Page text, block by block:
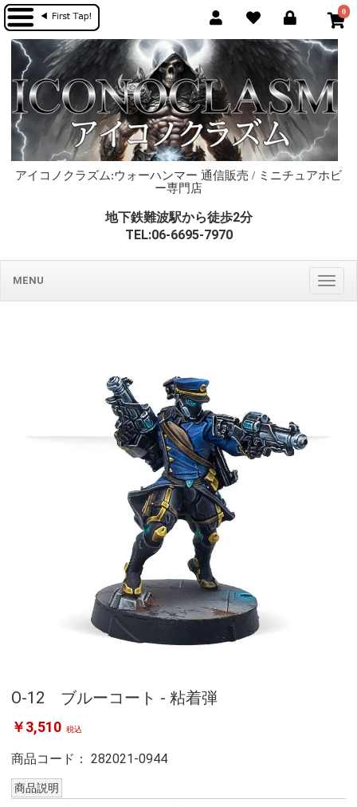
0
アイコノクラズム:ウォーハンマー 通信販売 / ミニチュアホビ
ー専門店
地下鉄難波駅から徒歩2分
TEL:06-6695-7970
MENU
O-12 ブルーコート - 粘着弾
￥3,510 税込
商品コード： 282021-0944
商品説明